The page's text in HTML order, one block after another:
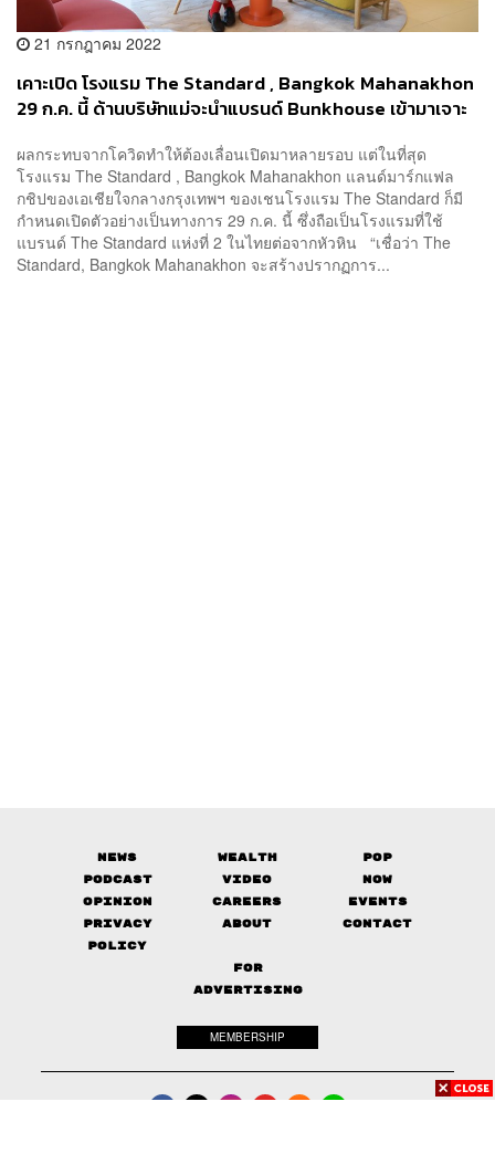
21 กรกฎาคม 2022
เคาะเปิด โรงแรม The Standard , Bangkok Mahanakhon
29 ก.ค. นี้ ด้านบริษัทแม่จะนำแบรนด์ Bunkhouse เข้ามาเจาะ
ผลกระทบจากโควิดทำให้ต้องเลื่อนเปิดมาหลายรอบ แต่ในที่สุด
โรงแรม The Standard , Bangkok Mahanakhon แลนด์มาร์กแฟล
กชิปของเอเชียใจกลางกรุงเทพฯ ของเชนโรงแรม The Standard ก็มี
กำหนดเปิดตัวอย่างเป็นทางการ 29 ก.ค. นี้ ซึ่งถือเป็นโรงแรมที่ใช้
แบรนด์ The Standard แห่งที่ 2 ในไทยต่อจากหัวหิน “เชื่อว่า The
Standard, Bangkok Mahanakhon จะสร้างปรากฏการ...
News Wealth
Pop
Podcast
Video
Now
Opinion
Careers
Events
Privacy
Policy
About Contact
FOR
ADVERTISING
MEMBERSHIP